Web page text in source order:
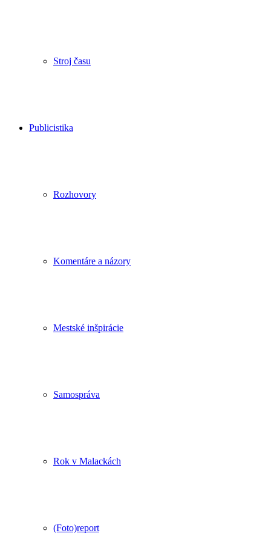
Stroj času
Publicistika
Rozhovory
Komentáre a názory
Mestské inšpirácie
Samospráva
Rok v Malackách
(Foto)report